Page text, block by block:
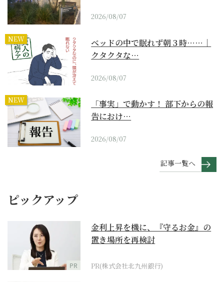
2026/08/07
NEW
ベッドの中で眠れず朝３時……｜
クタクタな…
2026/08/07
NEW
「事実」で動かす！ 部下からの報
告におけ…
2026/08/07
記事一覧へ
ピックアップ
PR
金利上昇を機に、『守るお金』の
置き場所を再検討
PR(株式会社北九州銀行)